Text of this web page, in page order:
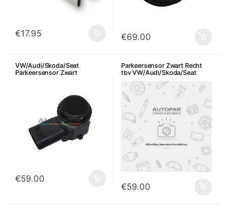
€17.95 €69.00
VW/Audi/Skoda/Seat
Parkeersensor Zwart
€59.00
Parkeersensor Zwart Recht
tbv VW/Audi/Skoda/Seat
€59.00